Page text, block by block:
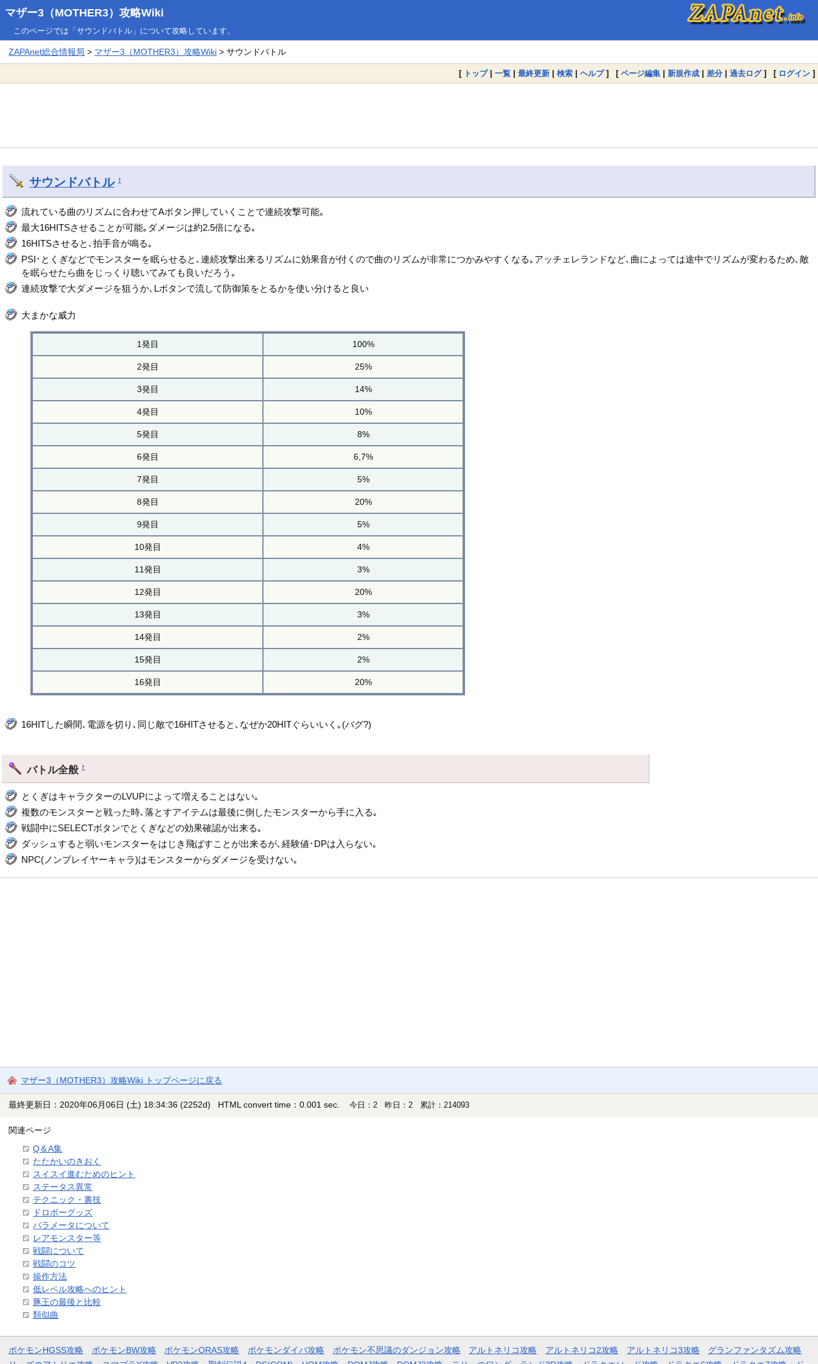
マザー3（MOTHER3）攻略Wiki
このページでは「サウンドバトル」について攻略しています。
ZAPAnet総合情報局 > マザー3（MOTHER3）攻略Wiki > サウンドバトル
[ トップ| 一覧 | 最終更新 | 検索 | ヘルプ] [ ページ編集 | 新規作成 | 差分 | 過去ログ] [ ログイン ]
サウンドバトル †
流れている曲のリズムに合わせてAボタン押していくことで連続攻撃可能｡
最大16HITSさせることが可能｡ダメージは約2.5倍になる｡
16HITSさせると､拍手音が鳴る｡
PSI･とくぎなどでモンスターを眠らせると､連続攻撃出来るリズムに効果音が付くので曲のリズムが非常につかみやすくなる｡アッチェレランドなど､曲によっては途中でリズムが変わるため､敵
を眠らせたら曲をじっくり聴いてみても良いだろう｡
連続攻撃で大ダメージを狙うか､Lボタンで流して防御策をとるかを使い分けると良い
大まかな威力
1発目 100%
2発目 25%
3発目 14%
4発目 10%
5発目 8%
6発目 6,7%
7発目 5%
8発目 20%
9発目 5%
10発目 4%
11発目 3%
12発目 20%
13発目 3%
14発目 2%
15発目 2%
16発目 20%
16HITした瞬間､電源を切り､同じ敵で16HITさせると､なぜか20HITぐらいいく｡(バグ?)
バトル全般†
とくぎはキャラクターのLVUPによって増えることはない｡
複数のモンスターと戦った時､落とすアイテムは最後に倒したモンスターから手に入る｡
戦闘中にSELECTボタンでとくぎなどの効果確認が出来る｡
ダッシュすると弱いモンスターをはじき飛ばすことが出来るが､経験値･DPは入らない｡
NPC(ノンプレイヤーキャラ)はモンスターからダメージを受けない｡
マザー3（MOTHER3）攻略Wiki トップページに戻る
最終更新日：2020年06月06日 (土) 18:34:36(2252d) HTML convert time：0.001 sec. 今日：2 昨日：2 累計：214093
関連ページ
Q＆A集
たたかいのきおく
スイスイ進むためのヒント
ステータス異常
テクニック・裏技
ドロボーグッズ
パラメータについて
レアモンスター等
戦闘について
戦闘のコツ
操作方法
低レベル攻略へのヒント
豚王の最後と比較
類似曲
ポケモンHGSS攻略 ポケモンBW攻略 ポケモンORAS攻略 ポケモンダイパ攻略 ポケモン不思議のダンジョン攻略 アルトネリコ攻略 アルトネリコ2攻略 アルトネリコ3攻略
グランファンタズム攻略